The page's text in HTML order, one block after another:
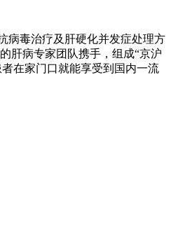
毒治疗及肝硬化并发症处理方
肝病专家团队携手，组成“京沪
在家门口就能享受到国内一流